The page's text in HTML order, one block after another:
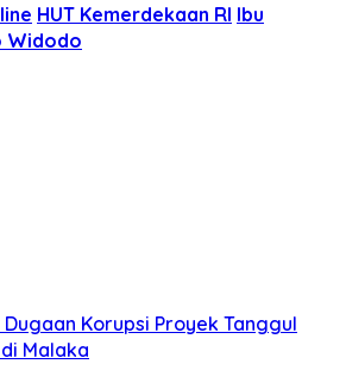
HUT Kemerdekaan RI Ibu
Widodo
Korupsi Proyek Tanggul
Malaka